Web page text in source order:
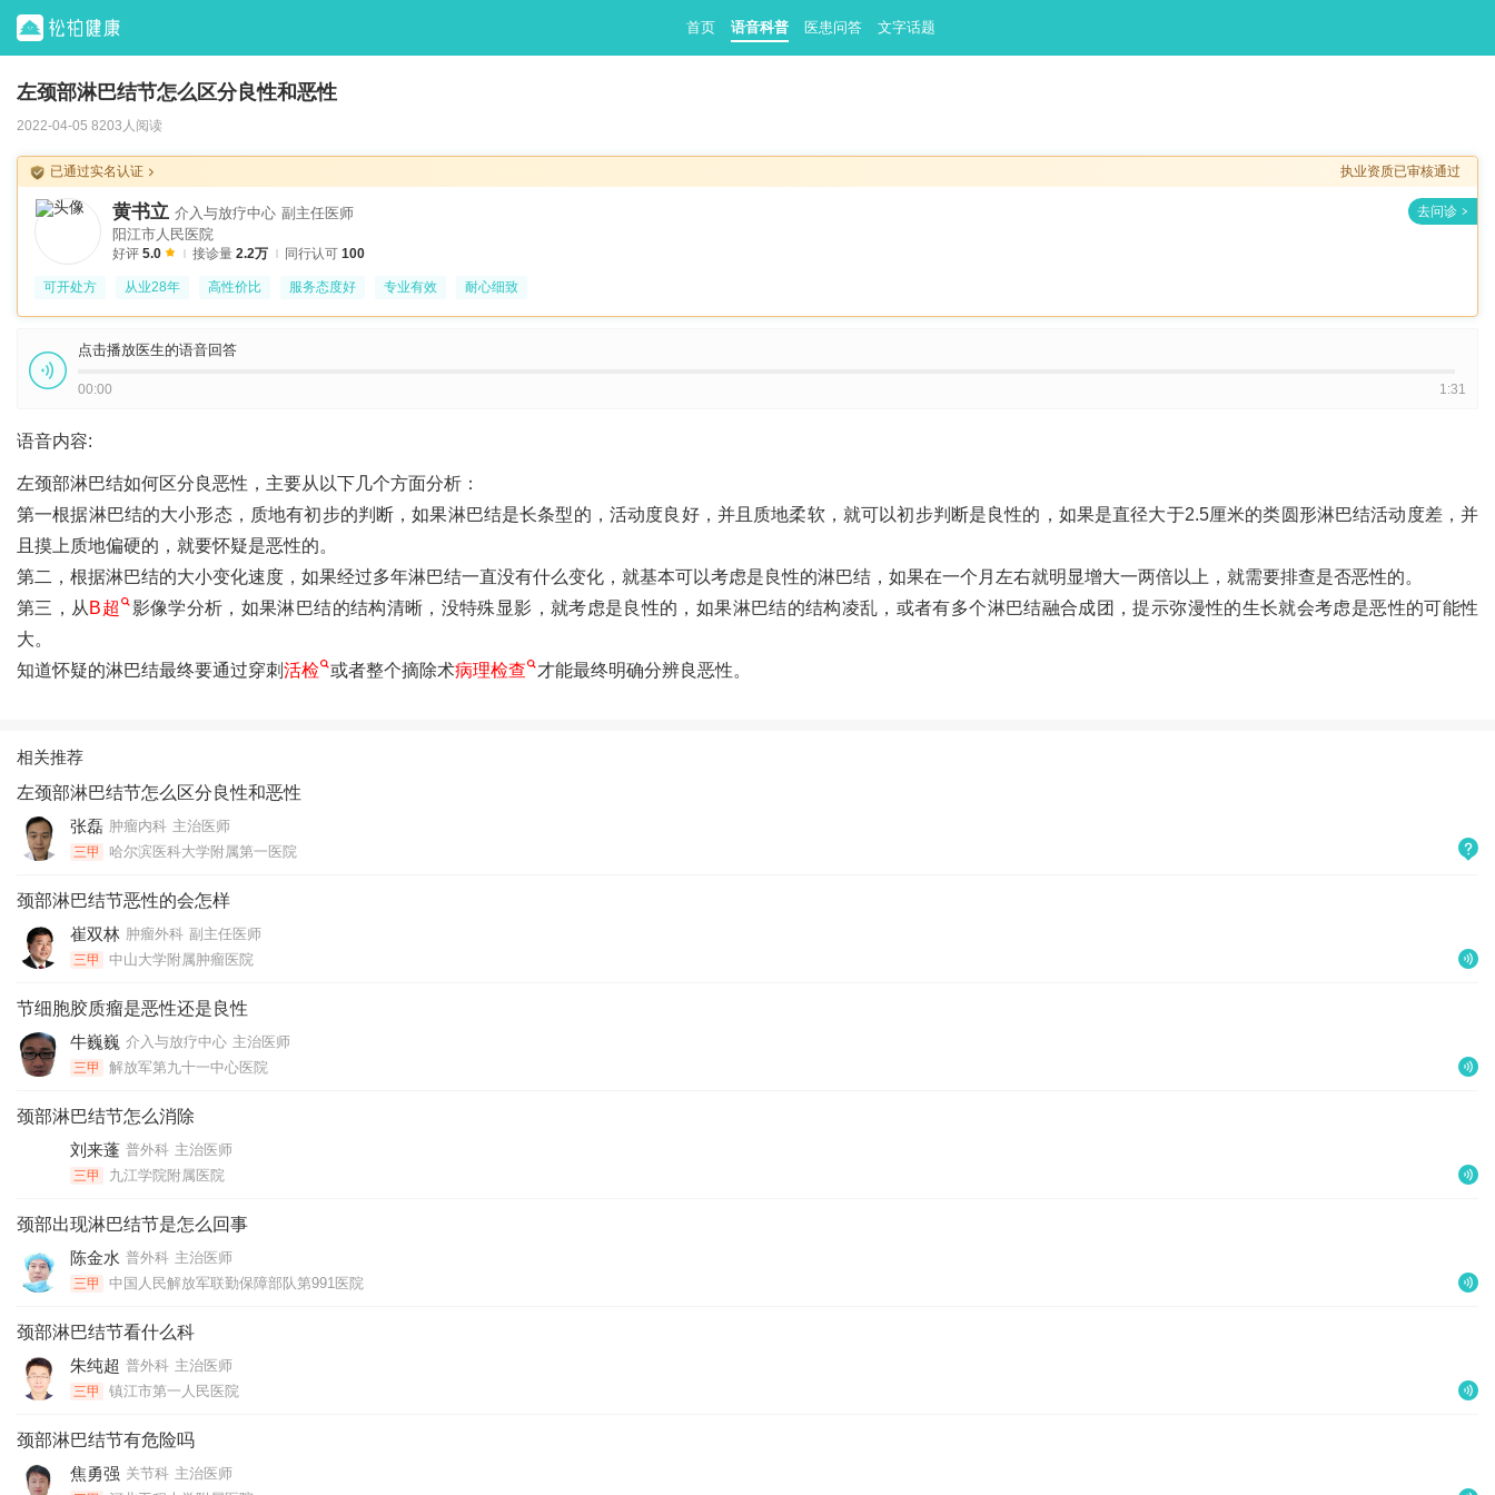
首页 语音科普 医患问答 文字话题
左颈部淋巴结节怎么区分良性和恶性
2022-04-05 8203人阅读
已通过实名认证 执业资质已审核通过
黄书立 介入与放疗中心 副主任医师
阳江市人民医院
好评 5.0 接诊量 2.2万 同行认可 100
可开处方 从业28年 高性价比 服务态度好 专业有效 耐心细致
点击播放医生的语音回答
00:00 1:31
语音内容:
左颈部淋巴结如何区分良恶性，主要从以下几个方面分析：
第一根据淋巴结的大小形态，质地有初步的判断，如果淋巴结是长条型的，活动度良好，并且质地柔软，就可以初步判断是良性的，如果是直径大于2.5厘米的类圆形淋巴结活动度差，并
且摸上质地偏硬的，就要怀疑是恶性的。
第二，根据淋巴结的大小变化速度，如果经过多年淋巴结一直没有什么变化，就基本可以考虑是良性的淋巴结，如果在一个月左右就明显增大一两倍以上，就需要排查是否恶性的。
第三，从 B超
影像学分析，如果淋巴结的结构清晰，没特殊显影，就考虑是良性的，如果淋巴结的结构凌乱，或者有多个淋巴结融合成团，提示弥漫性的生长就会考虑是恶性的可能性
大。
知道怀疑的淋巴结最终要通过穿刺活检 或者整个摘除术病理检查 才能最终明确分辨良恶性。
相关推荐
左颈部淋巴结节怎么区分良性和恶性
张磊 肿瘤内科 主治医师
三甲 哈尔滨医科大学附属第一医院
颈部淋巴结节恶性的会怎样
崔双林 肿瘤外科 副主任医师
三甲 中山大学附属肿瘤医院
节细胞胶质瘤是恶性还是良性
牛巍巍 介入与放疗中心 主治医师
三甲 解放军第九十一中心医院
颈部淋巴结节怎么消除
刘来蓬 普外科 主治医师
三甲 九江学院附属医院
颈部出现淋巴结节是怎么回事
陈金水 普外科 主治医师
三甲 中国人民解放军联勤保障部队第991医院
颈部淋巴结节看什么科
朱纯超 普外科 主治医师
三甲 镇江市第一人民医院
颈部淋巴结节有危险吗
焦勇强 关节科 主治医师